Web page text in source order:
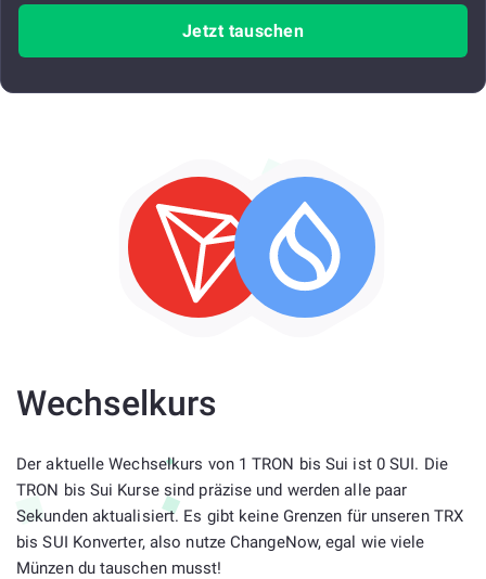
Jetzt tauschen
Wechselkurs
Der aktuelle Wechselkurs von 1 TRON bis Sui ist 0 SUI. Die
TRON bis Sui Kurse sind präzise und werden alle paar
Sekunden aktualisiert. Es gibt keine Grenzen für unseren TRX
bis SUI Konverter, also nutze ChangeNow, egal wie viele
Münzen du tauschen musst!